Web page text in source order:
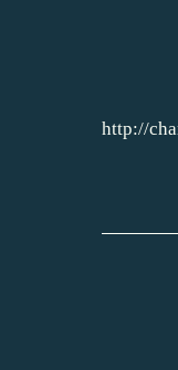
http://